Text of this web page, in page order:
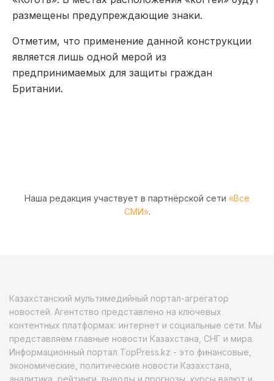
размещены предупреждающие знаки.
Отметим, что применение данной конструкции
является лишь одной мерой из
предпринимаемых для защиты граждан
Британии.
Наша редакция участвует в партнёрской сети «Все
СМИ».
Казахстанский мультимедийный портал-агрегатор
новостей. Агентство представлено на ключевых
контентных платформах: интернет и социальные сети. Мы
представляем главные новости Казахстана, СНГ и мира.
Информационный портал TopPress.kz - это финансовые,
экономические, политические новости Казахстана,
аналитика, рейтинги, выводы и прогнозы, курсы валют и